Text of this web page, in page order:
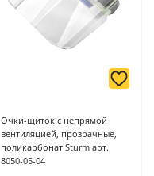
Очки-щиток с непрямой
вентиляцией, прозрачные,
поликарбонат Sturm арт.
8050-05-04